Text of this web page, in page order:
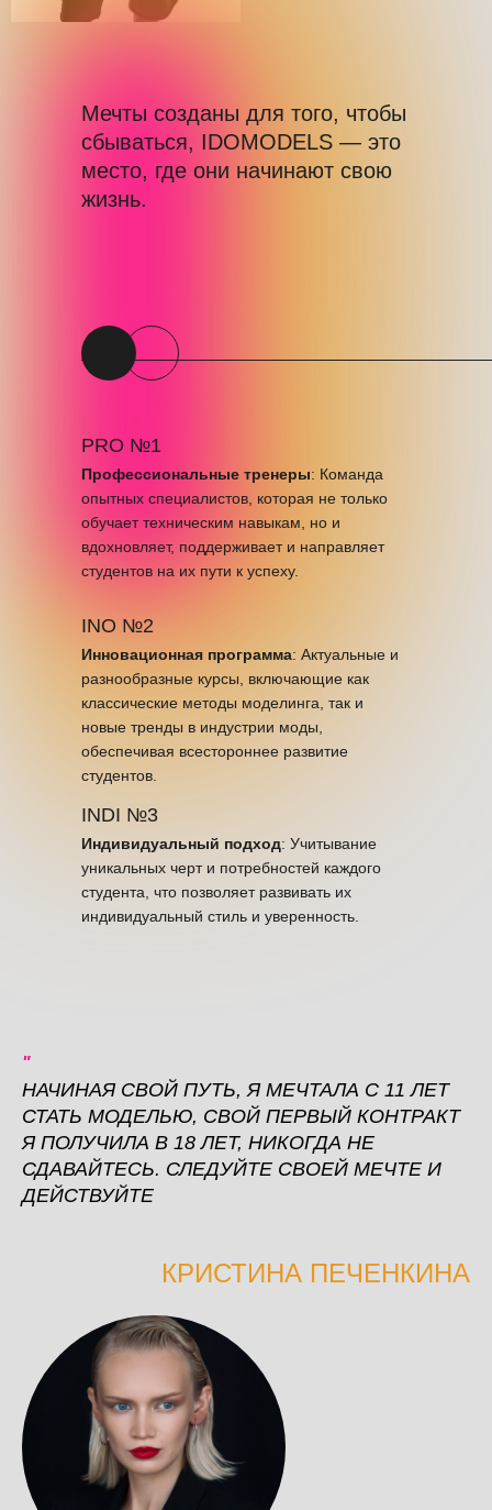
Мечты созданы для того, чтобы
сбываться, IDOMODELS — это
место, где они начинают свою
жизнь.
PRO №1
Профессиональные тренеры: Команда
опытных специалистов, которая не только
обучает техническим навыкам, но и
вдохновляет, поддерживает и направляет
студентов на их пути к успеху.
INO №2
Инновационная программа: Актуальные и
разнообразные курсы, включающие как
классические методы моделинга, так и
новые тренды в индустрии моды,
обеспечивая всестороннее развитие
студентов.
INDI №3
Индивидуальный подход: Учитывание
уникальных черт и потребностей каждого
студента, что позволяет развивать их
индивидуальный стиль и уверенность.
"
НАЧИНАЯ СВОЙ ПУТЬ, Я МЕЧТАЛА С 11 ЛЕТ
СТАТЬ МОДЕЛЬЮ, СВОЙ ПЕРВЫЙ КОНТРАКТ
Я ПОЛУЧИЛА В 18 ЛЕТ, НИКОГДА НЕ
СДАВАЙТЕСЬ. СЛЕДУЙТЕ СВОЕЙ МЕЧТЕ И
ДЕЙСТВУЙТЕ
КРИСТИНА ПЕЧЕНКИНА